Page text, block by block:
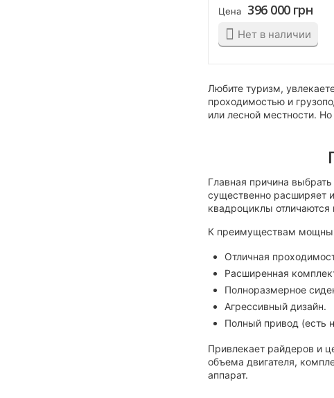
Любите туризм,
проходимостью и
или лесной местности.
Главная причина
существенно расширяет
квадроциклы отличаются
К преимуществам
Отличная
Расширенная
Полноразмерное
Агрессивный дизайн.
Полный привод (есть
Привлекает райдеров и
объема двигателя,
аппарат.
Цена 396 000 грн
Нет в наличии